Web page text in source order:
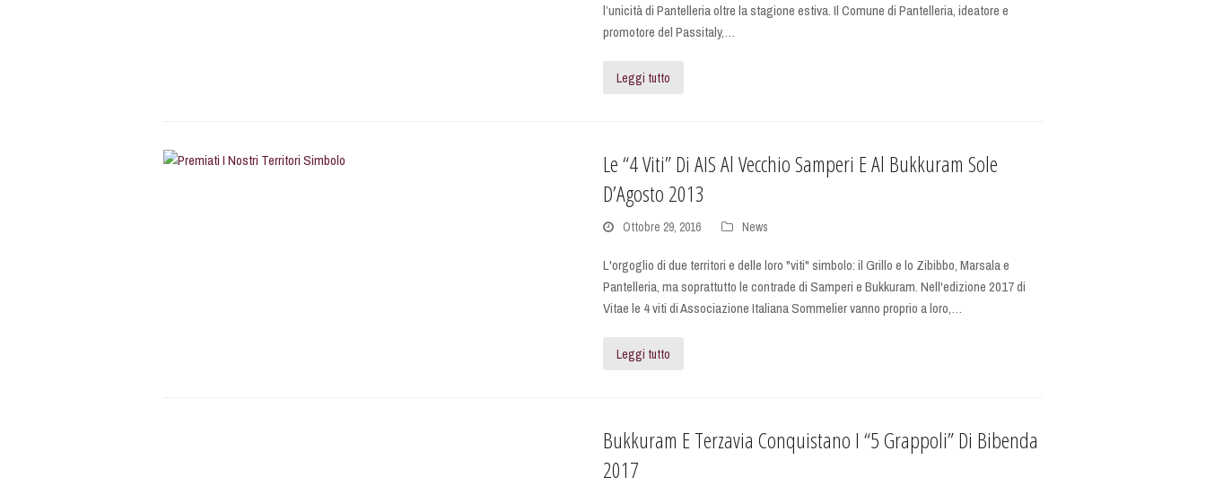
l’unicità di Pantelleria oltre la stagione estiva. Il Comune di Pantelleria, ideatore e
promotore del Passitaly,…
Leggi tutto
Le “4 Viti” Di AIS Al Vecchio Samperi E Al Bukkuram Sole
D’Agosto 2013
Ottobre 29, 2016 News
L'orgoglio di due territori e delle loro "viti" simbolo: il Grillo e lo Zibibbo, Marsala e
Pantelleria, ma soprattutto le contrade di Samperi e Bukkuram. Nell'edizione 2017 di
Vitae le 4 viti di Associazione Italiana Sommelier vanno proprio a loro,…
Leggi tutto
Bukkuram E Terzavia Conquistano I “5 Grappoli” Di Bibenda
2017